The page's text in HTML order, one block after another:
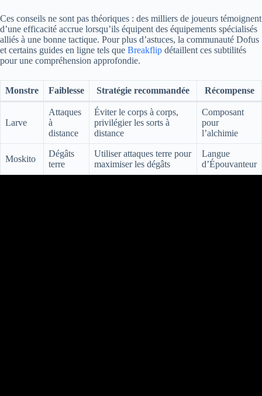
Ces conseils ne sont pas théoriques : des milliers de joueurs témoignent
d’une efficacité accrue lorsqu’ils équipent des équipements spécialisés
alliés à une bonne tactique. Pour plus d’astuces, la communauté Dofus
et certains guides en ligne tels que Breakflip détaillent ces subtilités
pour une compréhension approfondie.
Monstre Faiblesse Stratégie recommandée Récompense
Larve
Attaques
à
distance
Éviter le corps à corps,
privilégier les sorts à
distance
Composant
pour
l’alchimie
Moskito
Dégâts
terre
Utiliser attaques terre pour
maximiser les dégâts
Langue
d’Épouvanteur